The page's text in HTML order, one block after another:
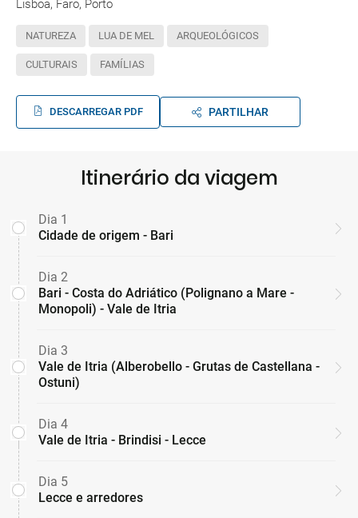
Lisboa, Faro, Porto
NATUREZA LUA DE MEL ARQUEOLÓGICOS
CULTURAIS FAMÍLIAS
DESCARREGAR PDF PARTILHAR
Itinerário da viagem
Dia 1
Cidade de origem - Bari
Dia 2
Bari - Costa do Adriático (Polignano a Mare -
Monopoli) - Vale de Itria
Dia 3
Vale de Itria (Alberobello - Grutas de Castellana -
Ostuni)
Dia 4
Vale de Itria - Brindisi - Lecce
Dia 5
Lecce e arredores